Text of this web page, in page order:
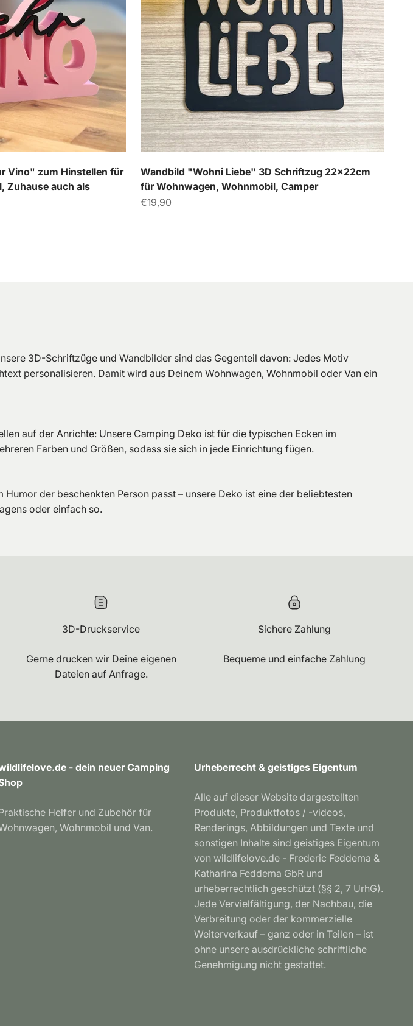
Vino" zum Hinstellen für
Zuhause auch als
Wandbild "Wohni Liebe" 3D Schriftzug 22x22cm
für Wohnwagen, Wohnmobil, Camper
Angebot
€19,90
3D-Schriftzüge und Wandbilder sind das Gegenteil davon: Jedes Motiv
personalisieren. Damit wird aus Deinem Wohnwagen, Wohnmobil oder Van ein
auf der Anrichte: Unsere Camping Deko ist für die typischen Ecken im
Farben und Größen, sodass sie sich in jede Einrichtung fügen.
der beschenkten Person passt – unsere Deko ist eine der beliebtesten
oder einfach so.
3D-Druckservice
Gerne drucken wir Deine eigenen
Dateien auf Anfrage.
Sichere Zahlung
Bequeme und einfache Zahlung
- dein neuer Camping
Helfer und Zubehör für
Wohnmobil und Van.
Urheberrecht & geistiges Eigentum
Alle auf dieser Website dargestellten
Produkte, Produktfotos / -videos,
Renderings, Abbildungen und Texte und
sonstigen Inhalte sind geistiges Eigentum
von wildlifelove.de - Frederic Feddema &
Katharina Feddema GbR und
urheberrechtlich geschützt (§§ 2, 7 UrhG).
Jede Vervielfältigung, der Nachbau, die
Verbreitung oder der kommerzielle
Weiterverkauf – ganz oder in Teilen – ist
ohne unsere ausdrückliche schriftliche
Genehmigung nicht gestattet.